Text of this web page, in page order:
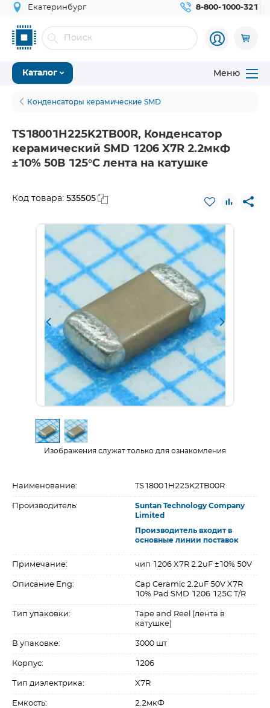
Екатеринбург 8-800-1000-321
Каталог Меню
Конденсаторы керамические SMD
TS18001H225K2TB00R, Конденсатор
керамический SMD 1206 X7R 2.2мкФ
±10% 50В 125°С лента на катушке
Код товара: 535505
Изображения служат только для ознакомления
Наименование: TS18001H225K2TB00R
Производитель:
Suntan Technology Company
Limited
Производитель входит в
основные линии поставок
Примечание: чип 1206 X7R 2.2uF ±10% 50V
Описание Eng:
Cap Ceramic 2.2uF 50V X7R
10% Pad SMD 1206 125C T/R
Тип упаковки:
Tape and Reel (лента в
катушке)
В упаковке: 3000 шт
Корпус: 1206
Тип диэлектрика: X7R
Емкость: 2.2мкФ